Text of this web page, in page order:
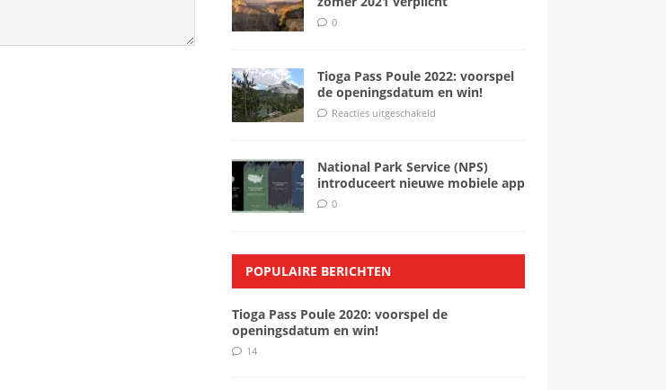
0
Tioga Pass Poule 2022: voorspel
de openingsdatum en win!
Reacties uitgeschakeld
National Park Service (NPS)
introduceert nieuwe mobiele app
0
POPULAIRE BERICHTEN
Tioga Pass Poule 2020: voorspel de
openingsdatum en win!
14